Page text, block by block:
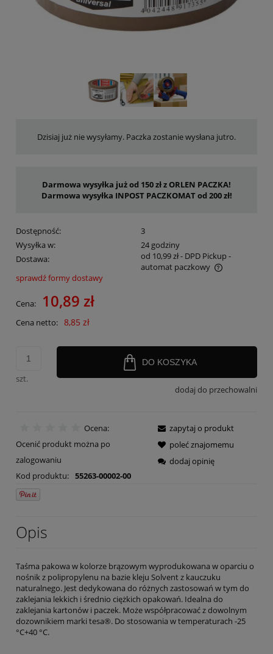
Dzisiaj już nie wysyłamy. Paczka zostanie wysłana jutro.
Darmowa wysyłka już od 150 zł z ORLEN PACZKA!
Darmowa wysyłka INPOST PACZKOMAT od 200 zł!
Dostępność:
3
Wysyłka w:
24 godziny
Dostawa:
od 10,99 zł- DPD Pickup -
automat paczkowy
Cena nie zawiera ewentualnych kosztów płatności
sprawdź formy dostawy
Cena: 10,89 zł
Cena netto: 8,85 zł
szt.
DO KOSZYKA
dodaj do przechowalni
Ocena:
Ocenić produkt można po
zalogowaniu
Kod produktu: 55263-00002-00
zapytaj o produkt
poleć znajomemu
dodaj opinię
Opis
Taśma pakowa w kolorze brązowym wyprodukowana w oparciu o
nośnik z polipropylenu na bazie kleju Solvent z kauczuku
naturalnego. Jest dedykowana do różnych zastosowań w tym do
zaklejania lekkich i średnio ciężkich opakowań. Idealna do
zaklejania kartonów i paczek. Może współpracować z dowolnym
dozownikiem marki tesa®. Do stosowania w temperaturach -25
°C+40 °C.